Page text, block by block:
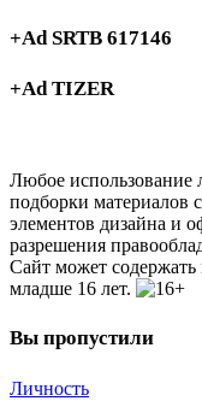
+Ad SRTB 617146
+Ad TIZER
Любое использование
подборки материалов
элементов дизайна и
разрешения
Сайт может содержать
младше 16 лет.
Вы пропустили
Личность